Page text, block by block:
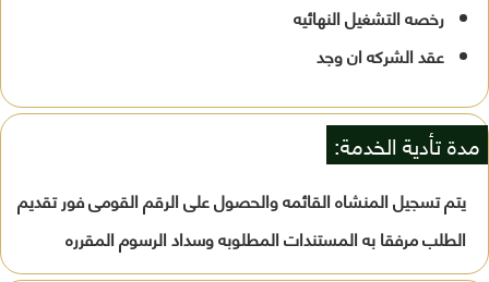
رخصه التشغيل النهائيه
عقد الشركه ان وجد
مدة تأدية الخدمة:
يتم تسجيل المنشاه القائمه والحصول على الرقم القومى فور تقديم
الطلب مرفقا به المستندات المطلوبه وسداد الرسوم المقرره